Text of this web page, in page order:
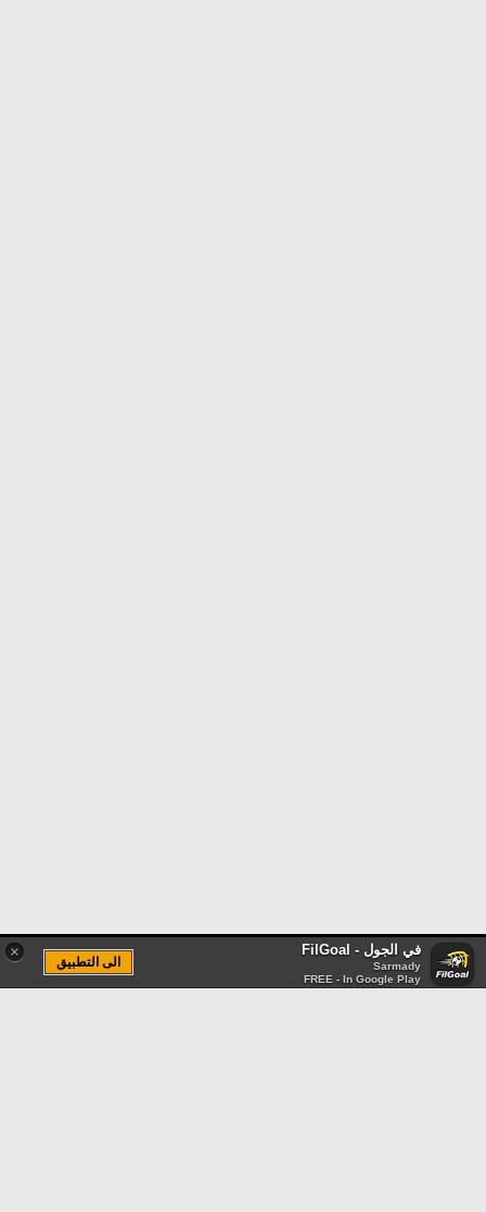
× في الجول - FilGoal
Sarmady
FREE - In Google Play
الى التطبيق